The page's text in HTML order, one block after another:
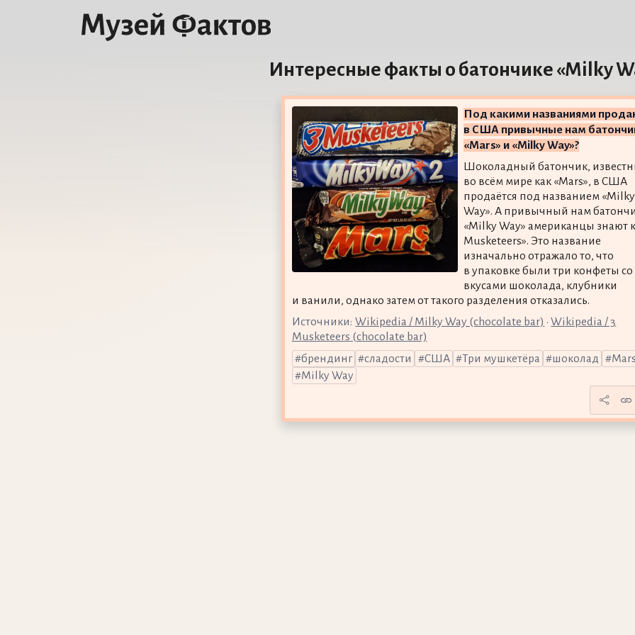
Интересные факты о батончике «Milky
Под какими названиями
в США привычные нам
«Mars» и «Milky Way»?
Шоколадный батончик,
во всём мире как «Mars», в США
продаётся под названием «Milky
Way». А привычный нам
«Milky Way» американцы знают
Musketeers». Это название
изначально отражало то, что
в упаковке были три конфеты со
вкусами шоколада, клубники
и ванили, однако затем от такого разделения отказались.
Источники: Wikipedia / Milky Way (chocolate bar) •Wikipedia / 3
Musketeers (chocolate bar)
брендинг
сладости США Три мушкетёра шоколад
Milky Way